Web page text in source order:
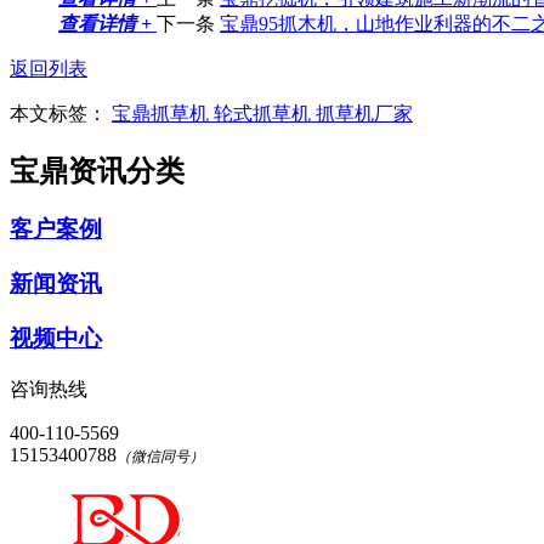
查看详情 + 下一条 宝鼎95抓木机，山地作业利器的不二
返回列表
本文标签： 宝鼎抓草机 轮式抓草机 抓草机厂家
宝鼎资讯分类
客户案例
新闻资讯
视频中心
咨询热线
400-110-5569
15153400788 （微信同号）